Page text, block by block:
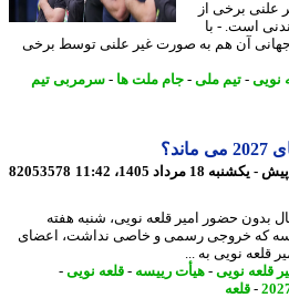
برخی از
است. - با
آن هم به صورت غیر علنی توسط برخی
-تیم ملی -جام ملت ها- سرمربی تیم
82053578
حضور امیر قلعه نویی، شنبه هفته
خروجی رسمی و خاصی نداشت، اعضای
نویی به ...
نویی-هیأت رییسه-قلعه نویی-
-قلعه